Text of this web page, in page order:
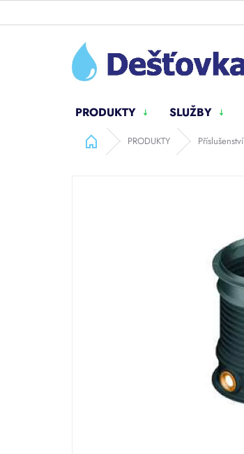
PRODUKTY SLUŽBY
Domů PRODUKTY Příslušenství